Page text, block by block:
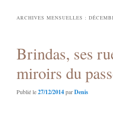
ARCHIVES MENSUELLES :
Brindas, ses
miroirs du
Publié le27/12/2014parDenis